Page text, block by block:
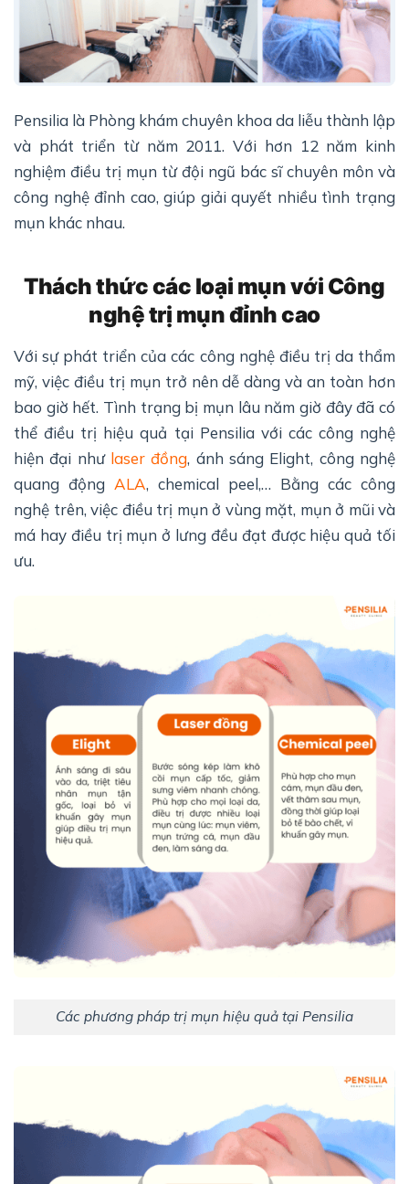
Pensilia là Phòng khám chuyên khoa da liễu thành lập
và phát triển từ năm 2011. Với hơn 12 năm kinh
nghiệm điều trị mụn từ đội ngũ bác sĩ chuyên môn và
công nghệ đỉnh cao, giúp giải quyết nhiều tình trạng
mụn khác nhau.
Thách thức các loại mụn với Công
nghệ trị mụn đỉnh cao
Với sự phát triển của các công nghệ điều trị da thẩm
mỹ, việc điều trị mụn trở nên dễ dàng và an toàn hơn
bao giờ hết. Tình trạng bị mụn lâu năm giờ đây đã có
thể điều trị hiệu quả tại Pensilia với các công nghệ
hiện đại như laser đồng, ánh sáng Elight, công nghệ
quang động ALA, chemical peel,… Bằng các công
nghệ trên, việc điều trị mụn ở vùng mặt, mụn ở mũi và
má hay điều trị mụn ở lưng đều đạt được hiệu quả tối
ưu.
Các phương pháp trị mụn hiệu quả tại Pensilia